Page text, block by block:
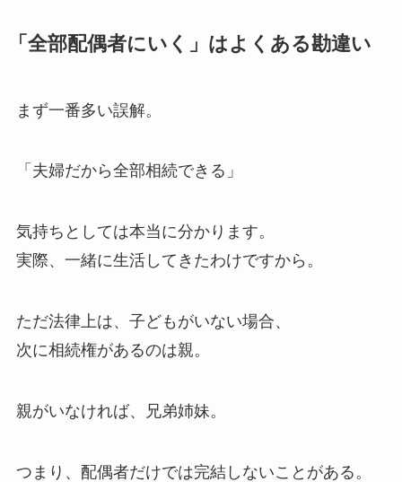
「全部配偶者にいく」はよくある勘違い
まず一番多い誤解。
「夫婦だから全部相続できる」
気持ちとしては本当に分かります。
実際、一緒に生活してきたわけですから。
ただ法律上は、子どもがいない場合、
次に相続権があるのは親。
親がいなければ、兄弟姉妹。
つまり、配偶者だけでは完結しないことがある。